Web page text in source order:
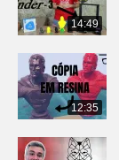
14:49
12:35